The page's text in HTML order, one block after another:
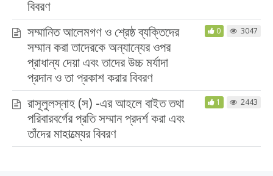
বিবরণ
সম্মানিত আলেমগণ ও শ্রেষ্ঠ ব্যক্তিদের
সম্মান করা তাদেরকে অন্যান্যের ওপর
প্রাধান্য দেয়া এবং তাদের উচ্চ মর্যাদা
প্রদান ও তা প্রকাশ করার বিবরণ
0 3047
রাসূলুলস্নাহ (স) -এর আহলে বাইত তথা
পরিবারবর্গের প্রতি সম্মান প্রদর্শ করা এবং
তাঁদের মাহাত্ম্যের বিবরণ
1 2443